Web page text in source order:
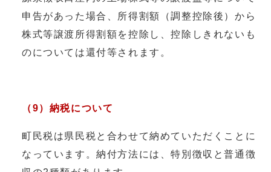
申告があった場合、所得割額（調整控除後）から
株式等譲渡所得割額を控除し、控除しきれないも
のについては還付等されます。
（9）納税について
町民税は県民税と合わせて納めていただくことに
なっています。納付方法には、特別徴収と普通徴